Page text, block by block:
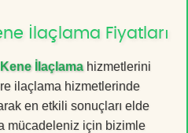
İlaçlama Fiyatları
Kene İlaçlamahizmetlerini
ilaçlama hizmetlerinde
en etkili sonuçları elde
mücadeleniz için bizimle